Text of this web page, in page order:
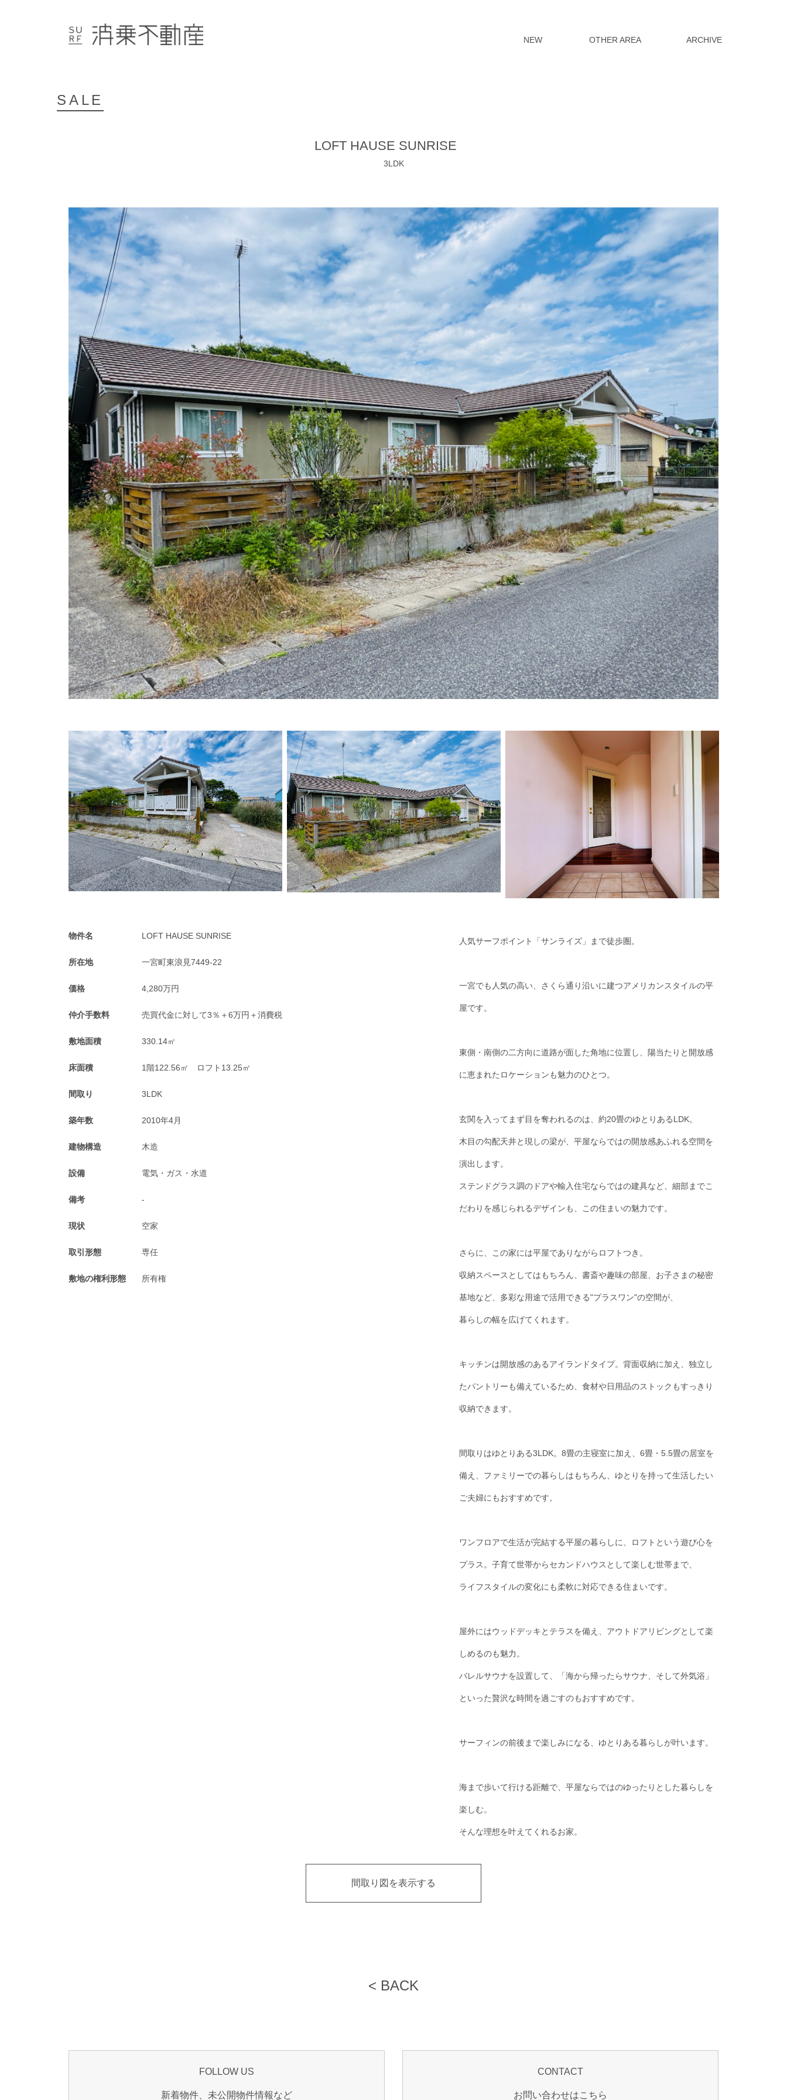
NEW OTHER AREA ARCHIVE
NEW
募集中物件のご紹介
ARCHIVE
SALE
LOFT HAUSE SUNRISE
3LDK
物件名 LOFT HAUSE SUNRISE
所在地 一宮町東浪見7449-22
価格 4,280万円
仲介手数料 売買代金に対して3％＋6万円＋消費税
敷地面積 330.14㎡
床面積 1階122.56㎡ ロフト13.25㎡
間取り 3LDK
築年数 2010年4月
建物構造 木造
設備 電気・ガス・水道
備考 -
現状 空家
取引形態 専任
敷地の権利形態 所有権
人気サーフポイント「サンライズ」まで徒歩圏。
一宮でも人気の高い、さくら通り沿いに建つアメリカンスタイルの平
屋です。
東側・南側の二方向に道路が面した角地に位置し、陽当たりと開放感
に恵まれたロケーションも魅力のひとつ。
玄関を入ってまず目を奪われるのは、約20畳のゆとりあるLDK。
木目の勾配天井と現しの梁が、平屋ならではの開放感あふれる空間を
演出します。
ステンドグラス調のドアや輸入住宅ならではの建具など、細部までこ
だわりを感じられるデザインも、この住まいの魅力です。
さらに、この家には平屋でありながらロフトつき。
収納スペースとしてはもちろん、書斎や趣味の部屋、お子さまの秘密
基地など、多彩な用途で活用できる"プラスワン"の空間が、
暮らしの幅を広げてくれます。
キッチンは開放感のあるアイランドタイプ。背面収納に加え、独立し
たパントリーも備えているため、食材や日用品のストックもすっきり
収納できます。
間取りはゆとりある3LDK。8畳の主寝室に加え、6畳・5.5畳の居室を
備え、ファミリーでの暮らしはもちろん、ゆとりを持って生活したい
ご夫婦にもおすすめです。
ワンフロアで生活が完結する平屋の暮らしに、ロフトという遊び心を
プラス。子育て世帯からセカンドハウスとして楽しむ世帯まで、
ライフスタイルの変化にも柔軟に対応できる住まいです。
屋外にはウッドデッキとテラスを備え、アウトドアリビングとして楽
しめるのも魅力。
バレルサウナを設置して、「海から帰ったらサウナ、そして外気浴」
といった贅沢な時間を過ごすのもおすすめです。
サーフィンの前後まで楽しみになる、ゆとりある暮らしが叶います。
海まで歩いて行ける距離で、平屋ならではのゆったりとした暮らしを
楽しむ。
そんな理想を叶えてくれるお家。
間取り図を表示する
< BACK
FOLLOW US
新着物件、未公開物件情報など
CONTACT
お問い合わせはこちら